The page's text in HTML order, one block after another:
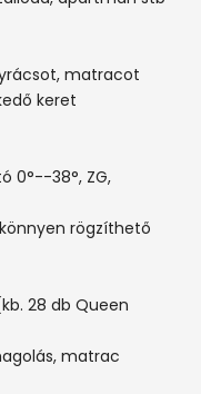
matracot
keret
0°--38°, ZG,
rögzíthető
28 db Queen
matrac